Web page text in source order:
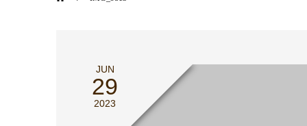
JUN
29
2023